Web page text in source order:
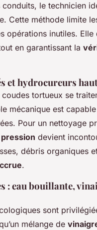
le technicien
Cette méthode limite
inutiles. Elle
en garantissant la
et hydrocureurs
tortueux se
mécanique est
Pour un nettoyage
devient
débris organiques
.
: eau bouillante,
sont
mélange de